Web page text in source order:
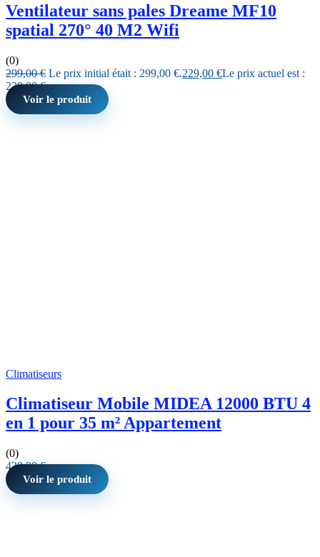
Ventilateur sans pales Dreame MF10
spatial 270° 40 M2 Wifi
(0)
299,00€ Le prix initial était : 299,00 €.229,00 €Le prix actuel est :
229,00 €.
Voir le produit
Climatiseurs
Climatiseur Mobile MIDEA 12000 BTU 4
en 1 pour 35 m² Appartement
(0)
439,99€
Voir le produit